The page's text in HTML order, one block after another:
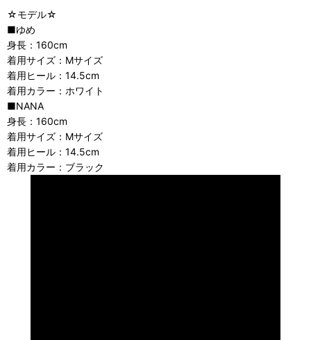
☆モデル☆
■ゆめ
身長：160cm
着用サイズ：Mサイズ
着用ヒール：14.5cm
着用カラー：ホワイト
■NANA
身長：160cm
着用サイズ：Mサイズ
着用ヒール：14.5cm
着用カラー：ブラック